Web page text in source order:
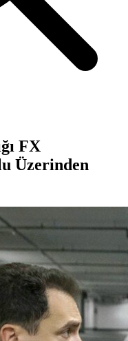
FX
Üzerinden